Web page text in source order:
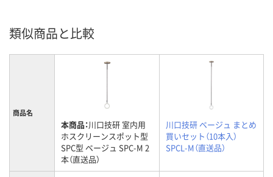
類似商品と比較
商品名
本商品：川口技研 室内用
ホスクリーンスポット型
SPC型 ベージュ SPC-M 2
本（直送品）
川口技研 ベージュ まとめ
買いセット（10本入）
SPCL-M（直送品）